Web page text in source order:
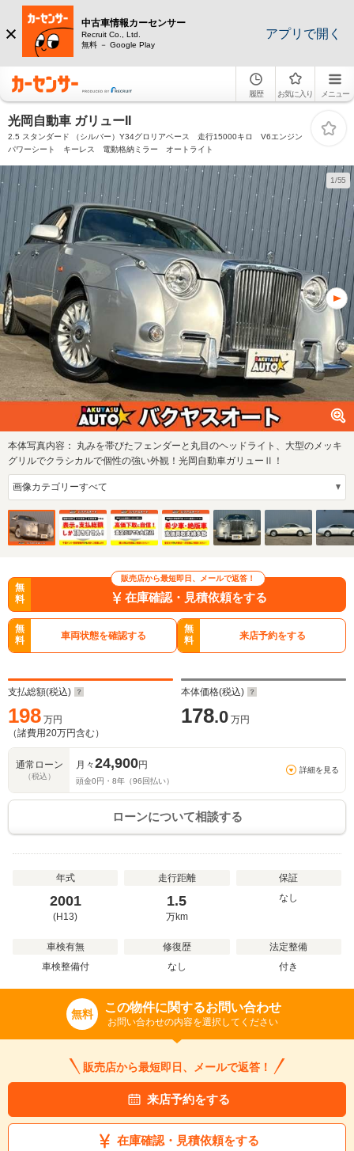
中古車情報カーセンサー
Recruit Co., Ltd.
無料 － Google Play
アプリで開く
履歴 お気に入り メニュー
光岡自動車 ガリューII
2.5 スタンダード （シルバー）Y34グロリアベース 走行15000キロ V6エンジン
パワーシート キーレス 電動格納ミラー オートライト
1/55
本体写真内容： 丸みを帯びたフェンダーと丸目のヘッドライト、大型のメッキ
グリルでクラシカルで個性の強い外観！光岡自動車ガリューⅡ！
販売店から最短即日、メールで返答！
無
料
在庫確認・見積依頼をする
無
料
車両状態を確認する
無
料
来店予約をする
支払総額(税込)
198 万円
（諸費用20万円含む）
本体価格(税込)
178.0 万円
通常ローン
（税込）
月々24,900円
頭金0円・ 8年（96 回払い）
詳細を見る
ローンについて相談する
年式
2001
(H13)
走行距離
1.5
万km
保証
なし
車検有無
車検整備付
修復歴
なし
法定整備
付き
無料 この物件に関するお問い合わせ
お問い合わせの内容を選択してください
販売店から最短即日、メールで返答！
来店予約をする
在庫確認・見積依頼をする